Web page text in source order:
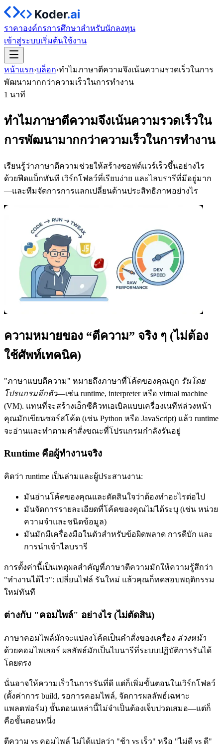
ราคาองค์กรการศึกษาสำหรับนักลงทุน
เข้าสู่ระบบเริ่มต้นใช้งาน
หน้าแรก›บล็อก›ทำไมภาษาตีความจึงเน้นความรวดเร็วในการ
พัฒนามากกว่าความเร็วในการทำงาน
1 นาที
ทำไมภาษาตีความจึงเน้นความรวดเร็วใน
การพัฒนามากกว่าความเร็วในการทำงาน
เรียนรู้ว่าภาษาตีความช่วยให้สร้างซอฟต์แวร์เร็วขึ้นอย่างไร
ด้วยฟีดแบ็กทันที เวิร์กโฟลว์ที่เรียบง่าย และไลบรารีที่มีอยู่มาก
—และทีมจัดการการแลกเปลี่ยนด้านประสิทธิภาพอย่างไร
ความหมายของ “ตีความ” จริง ๆ (ไม่ต้อง
ใช้ศัพท์เทคนิค)
"ภาษาแบบตีความ" หมายถึงภาษาที่โค้ดของคุณถูก รันโดย
โปรแกรมอีกตัว—เช่น runtime, interpreter หรือ virtual machine
(VM). แทนที่จะสร้างเอ็กซีคิวทเอเบิลแบบเครื่องเนทีฟล่วงหน้า
คุณมักเขียนซอร์สโค้ด (เช่น Python หรือ JavaScript) แล้ว runtime
จะอ่านและทำตามคำสั่งขณะที่โปรแกรมกำลังรันอยู่
Runtime คือผู้ทำงานจริง
คิดว่า runtime เป็นล่ามและผู้ประสานงาน:
มันอ่านโค้ดของคุณและตัดสินใจว่าต้องทำอะไรต่อไป
มันจัดการรายละเอียดที่โค้ดของคุณไม่ได้ระบุ (เช่น หน่วย
ความจำและชนิดข้อมูล)
มันมักมีเครื่องมือในตัวสำหรับข้อผิดพลาด การดีบัก และ
การนำเข้าไลบรารี
การตั้งค่านี้เป็นเหตุผลสำคัญที่ภาษาตีความมักให้ความรู้สึกว่า
"ทำงานได้ไว": เปลี่ยนไฟล์ รันใหม่ แล้วคุณก็ทดสอบพฤติกรรม
ใหม่ทันที
ต่างกับ "คอมไพล์" อย่างไร (ไม่ตัดสิน)
ภาษาคอมไพล์มักจะแปลงโค้ดเป็นคำสั่งของเครื่อง ล่วงหน้า
ด้วยคอมไพเลอร์ ผลลัพธ์มักเป็นไบนารีที่ระบบปฏิบัติการรันได้
โดยตรง
นั่นอาจให้ความเร็วในการรันที่ดี แต่ก็เพิ่มขั้นตอนในเวิร์กโฟลว์
(ตั้งค่าการ build, รอการคอมไพล์, จัดการผลลัพธ์เฉพาะ
แพลตฟอร์ม) ขั้นตอนเหล่านี้ไม่จำเป็นต้องเจ็บปวดเสมอ—แต่ก็
คือขั้นตอนหนึ่ง
ตีความ vs คอมไพล์ ไม่ได้แปลว่า "ช้า vs เร็ว" หรือ "ไม่ดี vs ดี"